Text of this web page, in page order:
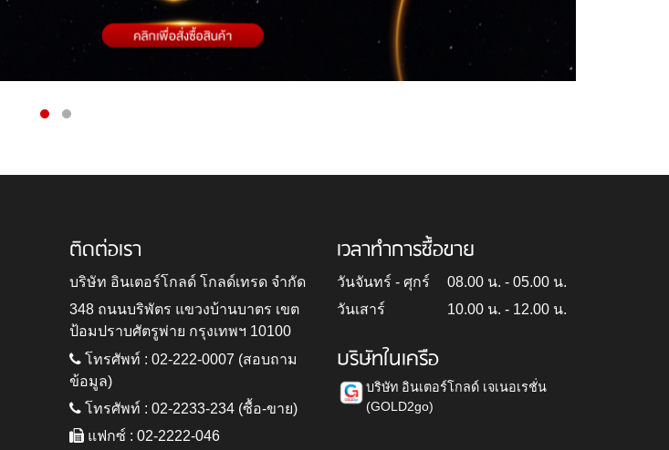
ติดต่อเรา
บริษัท อินเตอร์โกลด์ โกลด์เทรด จำกัด
348 ถนนบริพัตร แขวงบ้านบาตร เขต
ป้อมปราบศัตรูพ่าย กรุงเทพฯ 10100
โทรศัพท์ : 02-222-0007 (สอบถาม
ข้อมูล)
โทรศัพท์ : 02-2233-234 (ซื้อ-ขาย)
แฟกซ์ : 02-2222-046
เวลาทำการซื้อขาย
วันจันทร์ - ศุกร์
08.00 น. - 05.00 น.
วันเสาร์
10.00 น. - 12.00 น.
บริษัทในเครือ
บริษัท อินเตอร์โกลด์ เจเนอเรชั่น
(GOLD2go)